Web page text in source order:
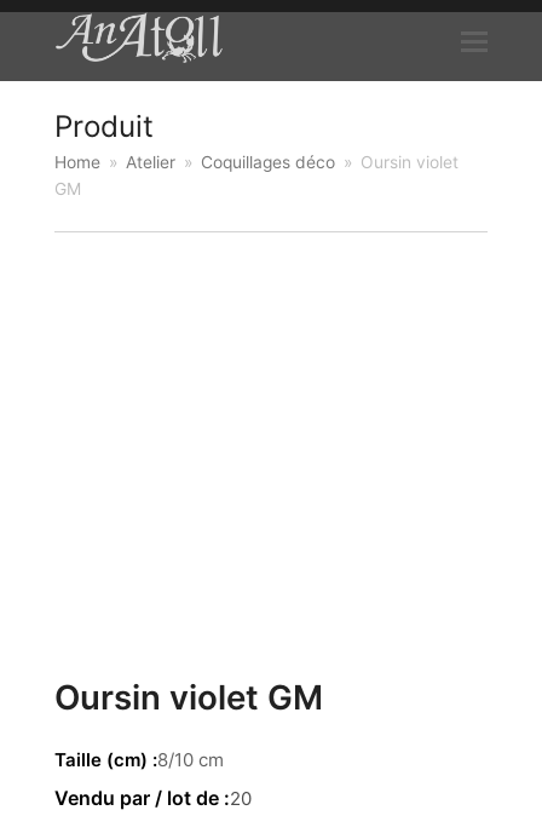
Produit
Home » Atelier » Coquillages déco » Oursin violet
GM
Oursin violet GM
Taille (cm) 8/10 cm
20